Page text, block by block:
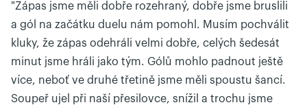
"Zápas jsme měli dobře rozehraný, dobře jsme bruslili
a gól na začátku duelu nám pomohl. Musím pochválit
kluky, že zápas odehráli velmi dobře, celých šedesát
minut jsme hráli jako tým. Gólů mohlo padnout ještě
více, neboť ve druhé třetině jsme měli spoustu šancí.
Soupeř ujel při naší přesilovce, snížil a trochu jsme